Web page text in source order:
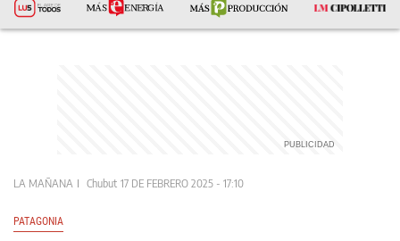
LA MAÑANA Chubut 17 DE FEBRERO 2025 - 17:10
PATAGONIA